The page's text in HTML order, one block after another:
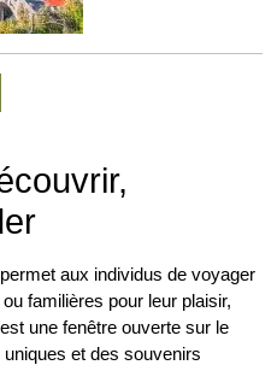
aux individus de voyager
familières pour leur plaisir,
une fenêtre ouverte sur le
et des souvenirs